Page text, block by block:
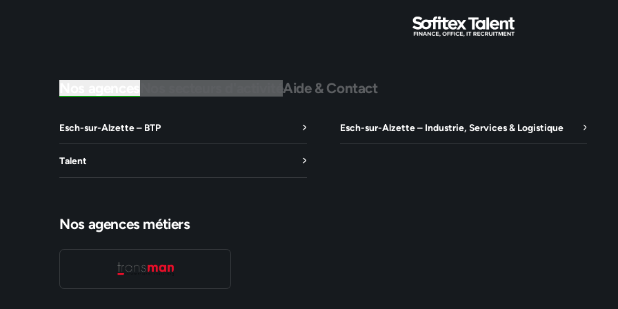
Nos secteurs d'activitéAide & Contact
Esch-sur-Alzette – BTP Esch-sur-Alzette – Industrie, Services & Logistique
Talent
Nos agences métiers